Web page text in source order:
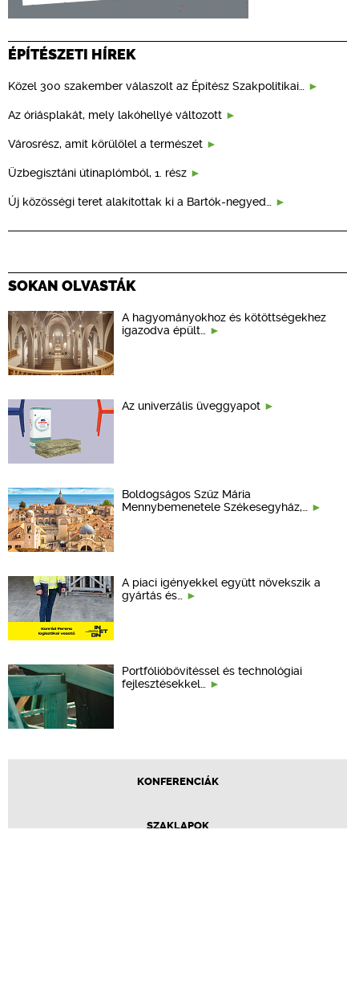
ÉPÍTÉSZETI HÍREK
Közel 300 szakember válaszolt az Építész Szakpolitikai…
Az óriásplakát, mely lakóhellyé változott
Városrész, amit körülölel a természet
Üzbegisztáni útinaplómból, 1. rész
Új közösségi teret alakítottak ki a Bartók-negyed…
SOKAN OLVASTÁK
A hagyományokhoz és kötöttségekhez
igazodva épült…
Az univerzális üveggyapot
Boldogságos Szűz Mária
Mennybemenetele Székesegyház,…
A piaci igényekkel együtt növekszik a
gyártás és…
Portfólióbővítéssel és technológiai
fejlesztésekkel…
KONFERENCIÁK
SZAKLAPOK